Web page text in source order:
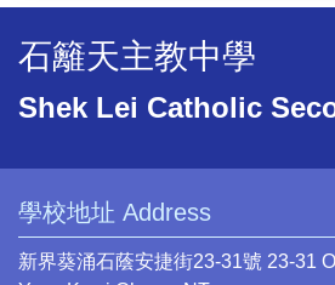
石籬天主教中學
Shek Lei Catholic
學校地址 Address
新界葵涌石蔭安捷街23-31號 23-31